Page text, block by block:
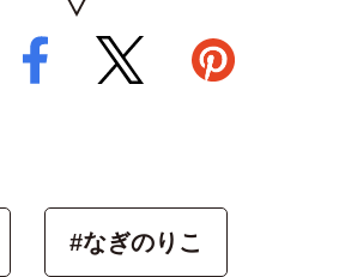
#なぎのりこ